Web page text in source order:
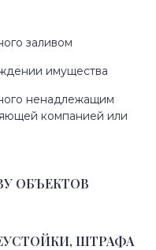
заливом
имущества
ненадлежащим
компанией или
ОБЪЕКТОВ
ШТРАФА